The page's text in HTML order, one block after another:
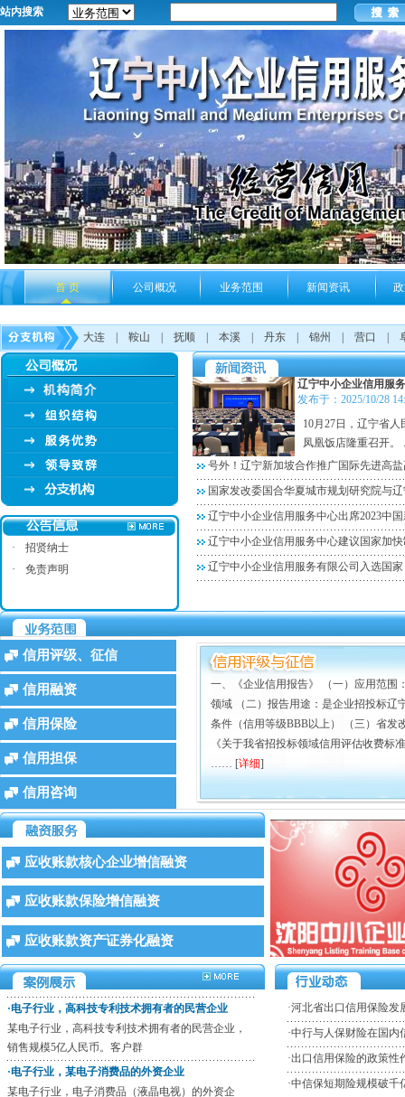
站内搜索
首 页 公司概况 业务范围 新闻资讯
大连 鞍山 抚顺 本溪 丹东 锦州 营口
·
招贤纳士
·
免责声明
辽宁中小企业信用服
发布于：2025/10/28
10月27日，辽宁省
凤凰饭店隆重召开。
号外！辽宁新加坡合作推广国际先进高
国家发改委国合华夏城市规划研究院与
辽宁中小企业信用服务中心出席2023中
辽宁中小企业信用服务中心建议国家加
辽宁中小企业信用服务有限公司入选国
信用评级、征信
信用融资
信用保险
信用担保
信用咨询
一、《企业信用报告》 （一）应用范围
领域 （二）报告用途：是企业招投标辽
条件（信用等级BBB以上） （三）省发
《关于我省招投标领域信用评估收费标
…… [详细]
应收账款核心企业增信融资
应收账款保险增信融资
应收账款资产证券化融资
·食品行业，某生产豆制品的民营企业
食品行业，生产豆制品的民营企业，销售规模为
4000万人民币。客户群为食
·某国内生产电子配件和半成品的企业
某国内生产电子配件和半成品的企业，公司规模三
亿人民币，现有客户30家（
·某外商投资，全球财富500强化工企业
某外商投资，全球财富500强化工企业，企业规模年
销售10亿人民币。客户
·电子行业，高科技专利技术拥有者的民营企业
某电子行业，高科技专利技术拥有者的民营企业，
销售规模5亿人民币。客户群
·电子行业，某电子消费品的外资企业
某电子行业，电子消费品（液晶电视）的外资企
·河北省出口信用保险发
·中行与人保财险在国内
·出口信用保险的政策性
·中信保短期险规模破千